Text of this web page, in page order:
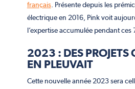
français. Présente depuis les
électrique en 2016, Pink voit
l’expertise accumulée pendant ces
2023 : DES PROJETS
EN PLEUVAIT
Cette nouvelle année 2023 sera